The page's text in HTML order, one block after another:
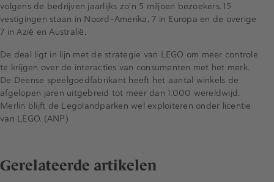
volgens de bedrijven jaarlijks zo'n 5 miljoen bezoekers. 15
vestigingen staan in Noord-Amerika, 7 in Europa en de overige
7 in Azië en Australië.
De deal ligt in lijn met de strategie van LEGO om meer controle
te krijgen over de interacties van consumenten met het merk.
De Deense speelgoedfabrikant heeft het aantal winkels de
afgelopen jaren uitgebreid tot meer dan 1.000 wereldwijd.
Merlin blijft de Legolandparken wel exploiteren onder licentie
van LEGO. (ANP)
Gerelateerde artikelen